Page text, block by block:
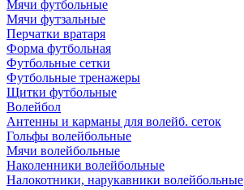
Мячи футбольные
Мячи футзальные
Перчатки вратаря
Форма футбольная
Футбольные сетки
Футбольные тренажеры
Щитки футбольные
Волейбол
Антенны и карманы для волейб. сеток
Гольфы волейбольные
Мячи волейбольные
Наколенники волейбольные
Налокотники, нарукавники волейбольные